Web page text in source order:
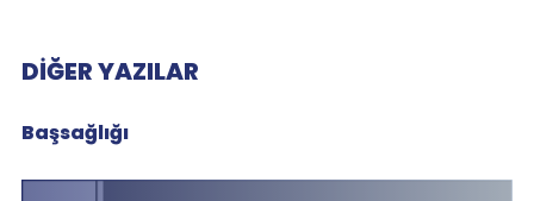
DIĞER YAZILAR
Başsağlığı